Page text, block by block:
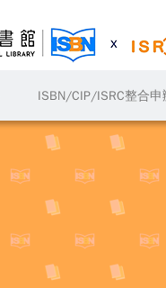
ISBN/CIP/ISRC整合申